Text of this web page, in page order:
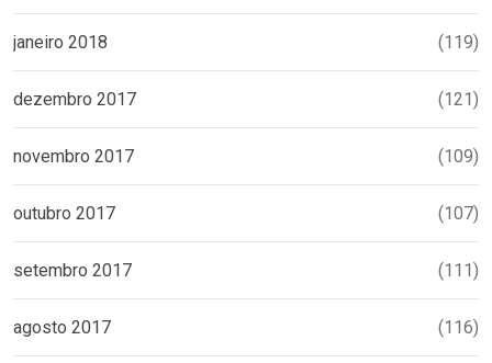
janeiro 2018 (119)
dezembro 2017 (121)
novembro 2017 (109)
outubro 2017 (107)
setembro 2017 (111)
agosto 2017 (116)